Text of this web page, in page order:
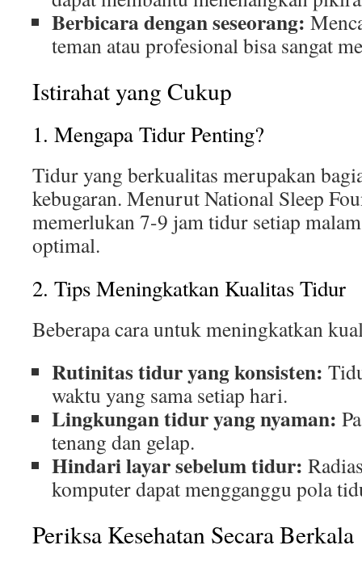
Berbicara dengan seseorang:
teman atau profesional bisa sangat
Istirahat yang Cukup
1. Mengapa Tidur Penting?
Tidur yang berkualitas merupakan
kebugaran. Menurut National Sleep
memerlukan 7-9 jam tidur setiap
optimal.
2. Tips Meningkatkan Kualitas Tidur
Beberapa cara untuk meningkatkan
Rutinitas tidur yang konsisten:
waktu yang sama setiap hari.
Lingkungan tidur yang nyaman:
tenang dan gelap.
Hindari layar sebelum tidur:
komputer dapat mengganggu pola
Periksa Kesehatan Secara Berkala